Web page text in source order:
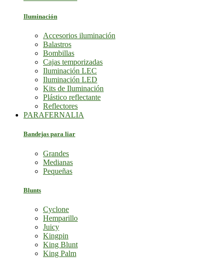
Iluminación
Accesorios iluminación
Balastros
Bombillas
Cajas temporizadas
Iluminación LEC
Iluminación LED
Kits de Iluminación
Plástico reflectante
Reflectores
PARAFERNALIA
Bandejas para liar
Grandes
Medianas
Pequeñas
Blunts
Cyclone
Hemparillo
Juicy
Kingpin
King Blunt
King Palm